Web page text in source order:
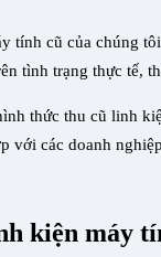
tính cũ của chúng
tình trạng thực tế,
thức thu cũ linh
với các doanh
kiện máy